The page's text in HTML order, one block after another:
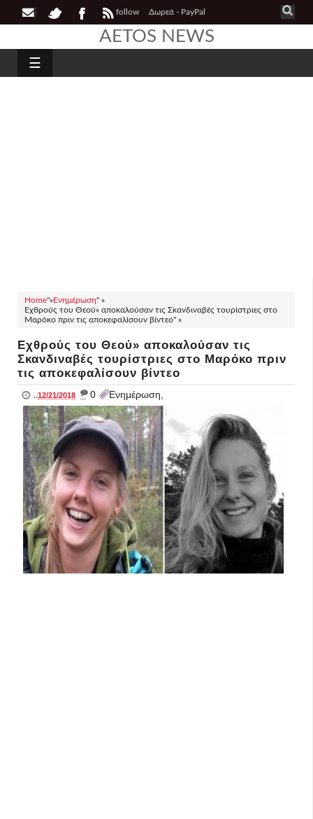
follow Δωρεά - PayPal
AETOS NEWS
☰
Home"»Ενημέρωση" »
Εχθρούς του Θεού» αποκαλούσαν τις Σκανδιναβές τουρίστριες στο
Μαρόκο πριν τις αποκεφαλίσουν βίντεο" »
Εχθρούς του Θεού» αποκαλούσαν τις
Σκανδιναβές τουρίστριες στο Μαρόκο πριν
τις αποκεφαλίσουν βίντεο
..12/21/2018 _ 0 Ενημέρωση,